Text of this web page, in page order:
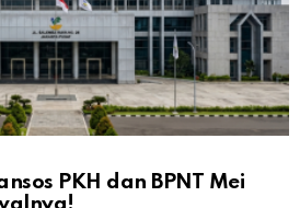
PKH dan BPNT Mei